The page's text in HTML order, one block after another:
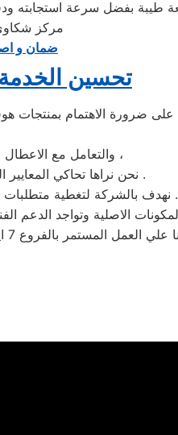
مركز
ضمان و
تحسين
الاهتمام بمنتجات هوفر
والتعامل مع الاعطال وفق أساليب علمية وتقنية حديثة ،
نحن نراها تحاكي المعايير المتبعة بـ شركة هوفر المصنعة للمنتج .
نهدف بالشركة لتغطية متطلبات المستهلك لمنتجات هوفر الاجهزة الكهربائية .
الاصلية وتواجد الدعم
بالفروع 7 ايام بالاسبوع استجابة لعملائنا بجميع انحاء الجمهورية